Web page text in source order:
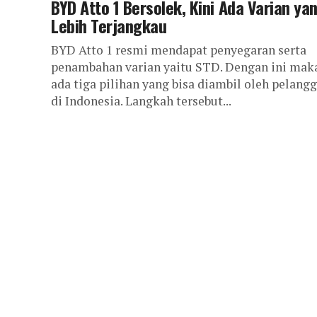
BYD Atto 1 Bersolek, Kini Ada Varian
Lebih Terjangkau
BYD Atto 1 resmi mendapat penyegaran serta
penambahan varian yaitu STD. Dengan ini
ada tiga pilihan yang bisa diambil oleh
di Indonesia. Langkah tersebut...